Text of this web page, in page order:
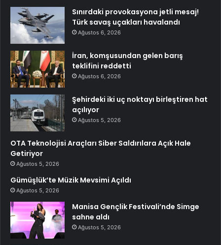
Sınırdaki provokasyona jetli mesaj!
Türk savaş uçakları havalandı
Ağustos 6, 2026
İran, komşusundan gelen barış
teklifini reddetti
Ağustos 6, 2026
Şehirdeki iki uç noktayı birleştiren hat
açılıyor
Ağustos 5, 2026
OTA Teknolojisi Araçları Siber Saldırılara Açık Hale
Getiriyor
Ağustos 5, 2026
Gümüşlük’te Müzik Mevsimi Açıldı
Ağustos 5, 2026
Manisa Gençlik Festivali’nde Simge
sahne aldı
Ağustos 5, 2026